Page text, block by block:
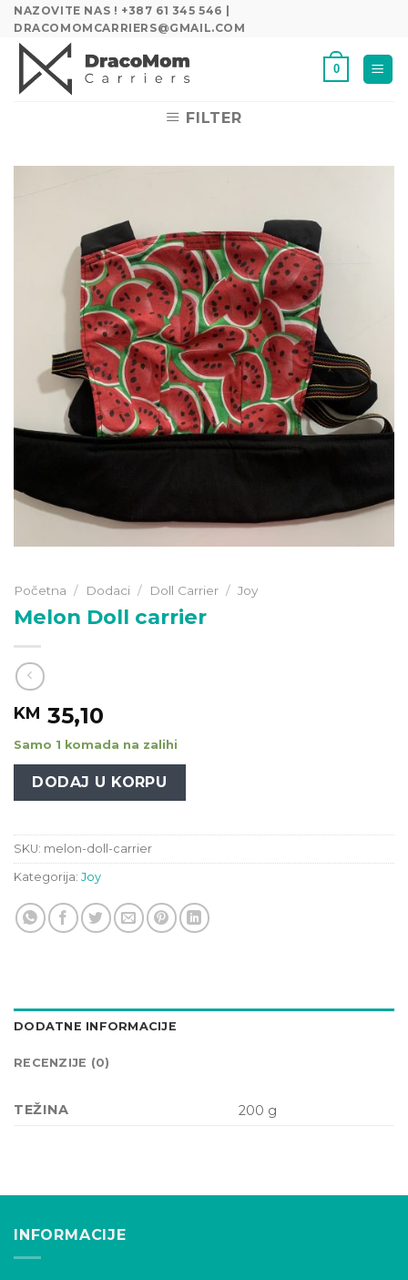
Skip
content
NAZOVITE NAS ! +387 61 345 546 |
DRACOMOMCARRIERS@GMAIL.COM
0
FILTER
Početna / Dodaci / Doll Carrier / Joy
Melon Doll carrier
KM 35,10
Samo 1 komada na zalihi
DODAJ U KORPU
SKU: melon-doll-carrier
Kategorija: Joy
DODATNE INFORMACIJE
RECENZIJE (0)
TEŽINA 200 g
INFORMACIJE